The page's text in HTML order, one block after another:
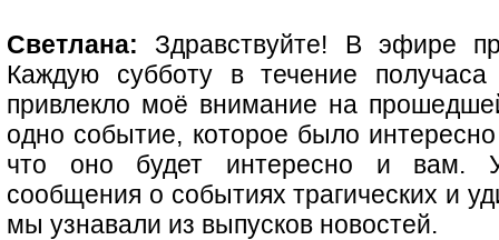
Светлана: Здравствуйте! В эфире
Каждую субботу в течение
привлекло моё внимание на
одно событие, которое было
что оно будет интересно и вам.
сообщения о событиях трагических и
мы узнавали из выпусков новостей.